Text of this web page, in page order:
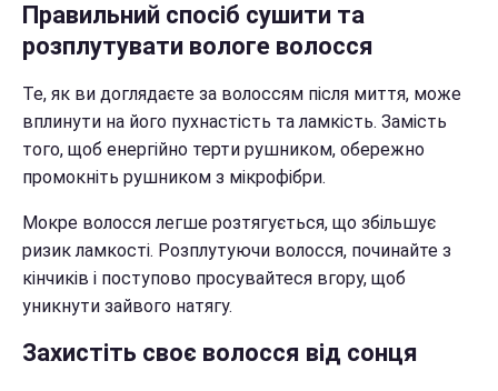
Правильний спосіб сушити та
розплутувати вологе волосся
Те, як ви доглядаєте за волоссям після миття, може
вплинути на його пухнастість та ламкість. Замість
того, щоб енергійно терти рушником, обережно
промокніть рушником з мікрофібри.
Мокре волосся легше розтягується, що збільшує
ризик ламкості. Розплутуючи волосся, починайте з
кінчиків і поступово просувайтеся вгору, щоб
уникнути зайвого натягу.
Захистіть своє волосся від сонця